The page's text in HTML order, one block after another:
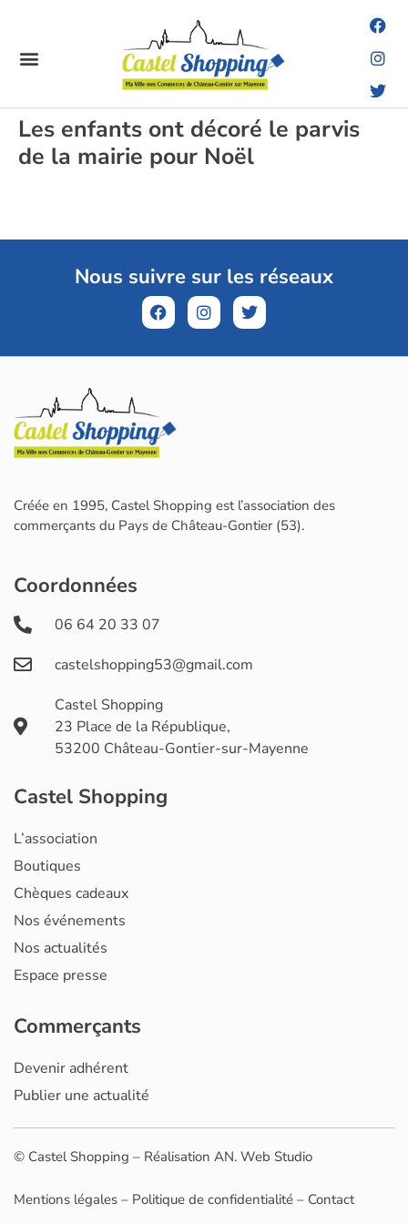
Les enfants ont décoré le parvis
de la mairie pour Noël
Nous suivre sur les réseaux
Créée en 1995, Castel Shopping est l’association des
commerçants du Pays de Château-Gontier (53).
Coordonnées
06 64 20 33 07
castelshopping53@gmail.com
Castel Shopping
23 Place de la République,
53200 Château-Gontier-sur-Mayenne
Castel Shopping
L’association
Boutiques
Chèques cadeaux
Nos événements
Nos actualités
Espace presse
Commerçants
Devenir adhérent
Publier une actualité
© Castel Shopping – Réalisation AN. Web Studio
Mentions légales – Politique de confidentialité – Contact